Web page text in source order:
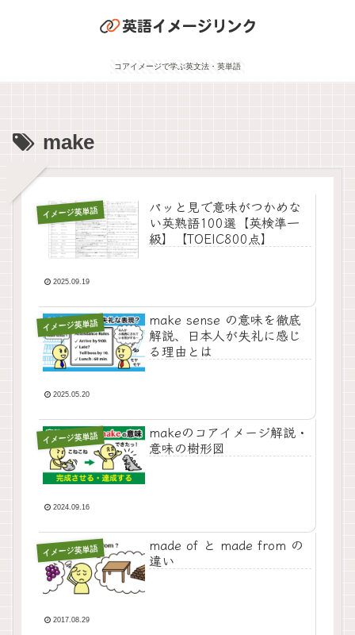
コアイメージで学ぶ英文法・英単語
make
イメージ英単語
パッと見で意味がつかめな
い英熟語100選【英検準一
級】【TOEIC800点】
2025.09.19
イメージ英単語
make sense の意味を徹底
解説、日本人が失礼に感じ
る理由とは
2025.05.20
イメージ英単語
makeのコアイメージ解説・
意味の樹形図
2024.09.16
イメージ英単語
made of と made from の
違い
2017.08.29